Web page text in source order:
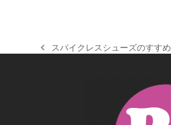
previous
スパイクレスシューズのすすめ